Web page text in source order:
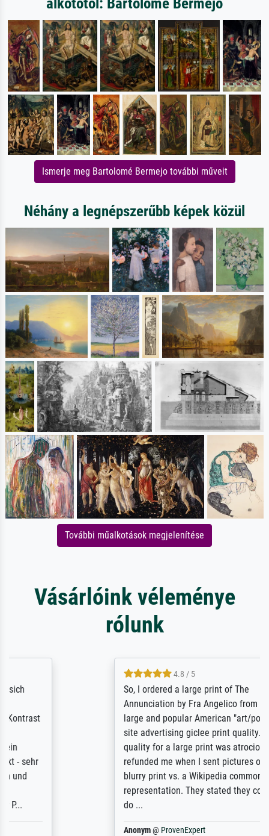
Ismerje meg Bartolomé Bermejo további műveit
Néhány a legnépszerűbb képek közül
További műalkotások megjelenítése
Vásárlóink véleménye
rólunk
So, I ordered a large print of The
Annunciation by Fra Angelico from a very
large and popular American "art/poster"
site advertising giclee print quality. The
quality for a large print was atrocious. They
refunded me when I sent pictures of the
blurry print vs. a Wikipedia commons
representation. They stated they couldn't
ProvenExpert